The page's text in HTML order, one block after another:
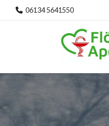
06134 5641550